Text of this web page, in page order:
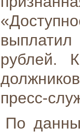
рублей.
пресс-
По